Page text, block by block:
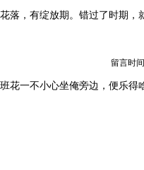
落，有绽放期。错过了时期，
留言时
花一不小心坐俺旁边，便乐得